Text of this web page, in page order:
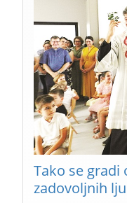
Tako se gradi
zadovoljnih